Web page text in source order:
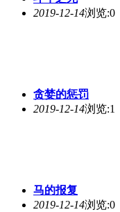
2019-12-14浏览:0
贪婪的惩罚
2019-12-14浏览:1
马的报复
2019-12-14浏览:0